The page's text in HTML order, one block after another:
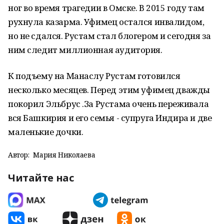
ног во время трагедии в Омске. В 2015 году там
рухнула казарма. Уфимец остался инвалидом,
но не сдался. Рустам стал блогером и сегодня за
ним следит миллионная аудитория.
К подъему на Манаслу Рустам готовился
несколько месяцев. Перед этим уфимец дважды
покорил Эльбрус .За Рустама очень переживала
вся Башкирия и его семья - супруга Индира и две
маленькие дочки.
Автор: Мария Николаева
Читайте нас